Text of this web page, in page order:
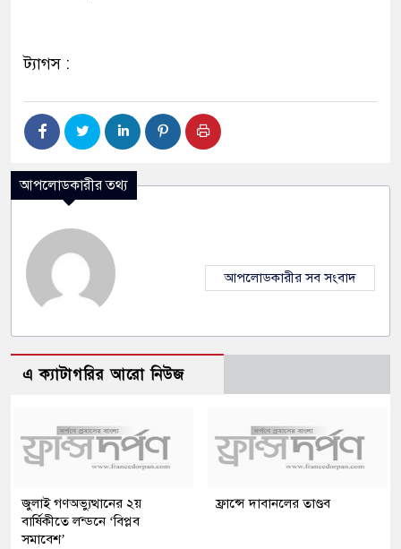
ট্যাগস :
আপলোডকারীর তথ্য
আপলোডকারীর সব সংবাদ
এ ক্যাটাগরির আরো নিউজ
জুলাই গণঅভ্যুত্থানের ২য়
বার্ষিকীতে লন্ডনে ‘বিপ্লব
সমাবেশ’
ফ্রান্সে দাবানলের তাণ্ডব